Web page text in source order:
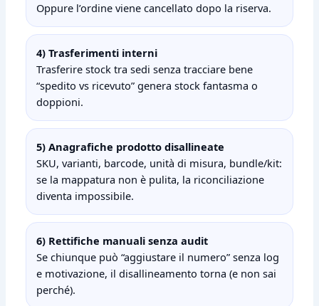
Oppure l’ordine viene cancellato dopo la riserva.
4) Trasferimenti interni
Trasferire stock tra sedi senza tracciare bene
“spedito vs ricevuto” genera stock fantasma o
doppioni.
5) Anagrafiche prodotto disallineate
SKU, varianti, barcode, unità di misura, bundle/kit:
se la mappatura non è pulita, la riconciliazione
diventa impossibile.
6) Rettifiche manuali senza audit
Se chiunque può “aggiustare il numero” senza log
e motivazione, il disallineamento torna (e non sai
perché).